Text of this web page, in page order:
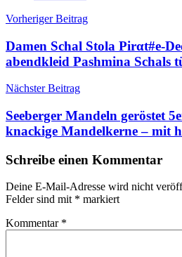
Beitragsnavigation
Vorheriger Beitrag
Damen Schal Stola Pirαt#е-
abendkleid Pashmina Schals
Nächster Beitrag
Seeberger Mandeln geröstet
knackige Mandelkerne – mit
Schreibe einen Kommentar
Deine E-Mail-Adresse wird nicht
Felder sind mit * markiert
Kommentar *